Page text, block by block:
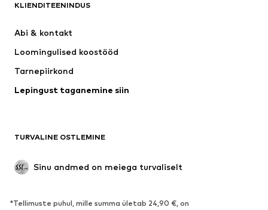
Joped
Ülikonnad ja pintsakud
Ujumisriided
Sündmused
JALANÕUD
Uus
KLIENDITEENINDUS
Abi & kontakt
Loomingulised koostööd
Tarnepiirkond
Lepingust taganemine siin
TURVALINE OSTLEMINE
Sinu andmed on meiega turvaliselt
*Tellimuste puhul, mille summa ületab 24,90 €, on